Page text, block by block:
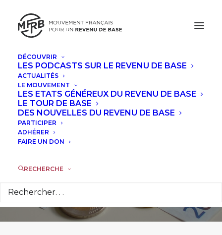
DÉCOUVRIR
LES PODCASTS SUR LE REVENU DE BASE
ACTUALITÉS
LE MOUVEMENT
LES ETATS GÉNÉREUX DU REVENU DE BASE
LE TOUR DE BASE
DES NOUVELLES DU REVENU DE BASE
PARTICIPER
ADHÉRER
FAIRE UN DON
RECHERCHE
Le Revenu de Base :
passer du rêve à un
projet concret
30 JANVIER 2016